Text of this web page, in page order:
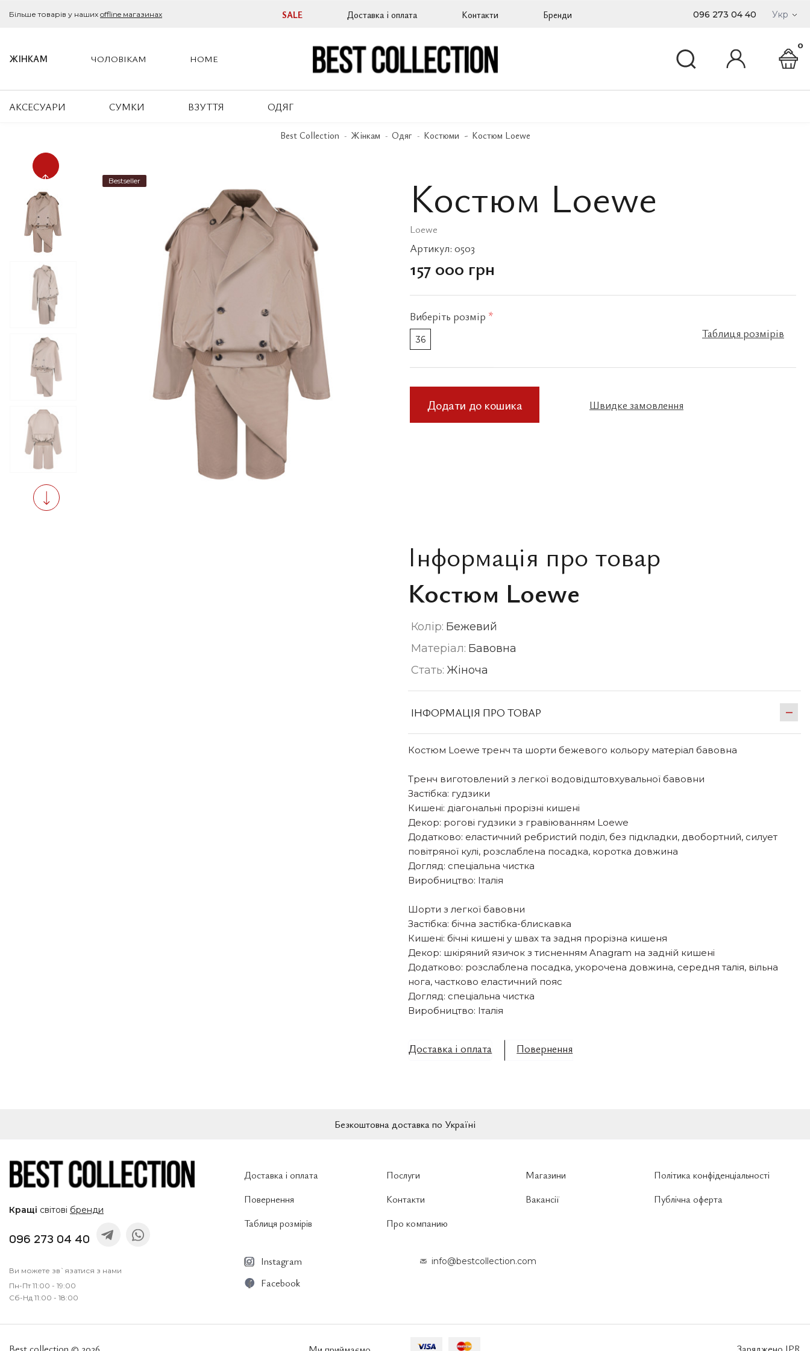
Більше товарів у наших offline магазинах SALE Доставка і оплата Контакти Бренди 096 273 04 40 Укр
ЖІНКАМ
АКСЕСУАРИ СУМКИ ВЗУТТЯ ОДЯГ
ЧОЛОВІКАМ HOME
0
Best Collection Жінкам Одяг Костюми Костюм Loewe
Bestseller Костюм Loewe
Loewe
Артикул: 0503
157 000 грн
Виберіть розмір *
36 Таблиця розмірів
Додати до кошика Швидке замовлення
Інформація про товар
Костюм Loewe
Колір: Бежевий
Матеріал: Бавовна
Стать: Жіноча
ІНФОРМАЦІЯ ПРО ТОВАР
Костюм Loewe тренч та шорти бежевого кольору матеріал бавовна
Тренч виготовлений з легкої водовідштовхувальної бавовни
Застібка: гудзики
Кишені: діагональні прорізні кишені
Декор: рогові гудзики з гравіюванням Loewe
Додатково: еластичний ребристий поділ, без підкладки, двобортний, силует
повітряної кулі, розслаблена посадка, коротка довжина
Догляд: спеціальна чистка
Виробництво: Італія
Шорти з легкої бавовни
Застібка: бічна застібка-блискавка
Кишені: бічні кишені у швах та задня прорізна кишеня
Декор: шкіряний язичок з тисненням Anagram на задній кишені
Додатково: розслаблена посадка, укорочена довжина, середня талія, вільна
нога, частково еластичний пояс
Догляд: спеціальна чистка
Виробництво: Італія
Доставка і оплата Повернення
Безкоштовна доставка по Україні
Кращі світові бренди
096 273 04 40
Ви можете зв`язатися з нами
Пн-Пт 11:00 - 19:00
Сб-Нд 11:00 - 18:00
Доставка і оплата
Повернення
Таблиця розмірів
Послуги
Контакти
Про компанию
Магазини
Вакансії
Політика конфіденціальності
Публічна оферта
Instagram
Facebook
info@bestcollection.com